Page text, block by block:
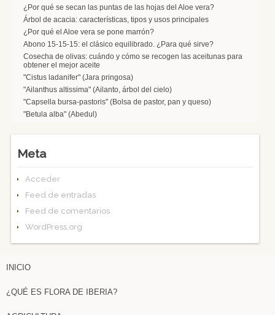
¿Por qué se secan las puntas de las hojas del Aloe vera?
Árbol de acacia: características, tipos y usos principales
¿Por qué el Aloe vera se pone marrón?
Abono 15-15-15: el clásico equilibrado. ¿Para qué sirve?
Cosecha de olivas: cuándo y cómo se recogen las aceitunas para
obtener el mejor aceite
"Cistus ladanifer" (Jara pringosa)
"Ailanthus altissima" (Ailanto, árbol del cielo)
"Capsella bursa-pastoris" (Bolsa de pastor, pan y queso)
"Betula alba" (Abedul)
Meta
Acceder
Feed de entradas
Feed de comentarios
WordPress.org
INICIO
¿QUÉ ES FLORA DE IBERIA?